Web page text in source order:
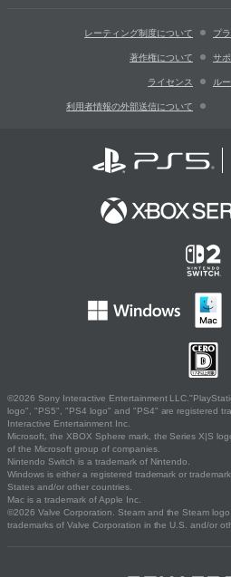
レーティング制度について プ
著作権について サ
ライセンス ル
利用者情報の外部送信について
©2026 Sony Interactive Entertainment
logo", "PS5", "PS4 logo" and "PS4" are registered
Interactive Entertainment Inc.
Microsoft, the XBOX Sphere mark, the Series X|S
of the Microsoft group of companies.
Nintendo Switch is a trademark of Nintendo.
Windows is either a registered trademark or
States and/or other countries.
Mac is a trademark of Apple Inc.
©2026 Valve Corporation. Steam and the Steam
trademarks of Valve Corporation in the U.S. and/or